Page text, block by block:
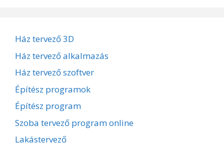
Ház tervező 3D
Ház tervező alkalmazás
Ház tervező szoftver
Építész programok
Építész program
Szoba tervező program online
Lakástervező